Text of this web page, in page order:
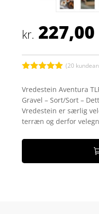
kr. 227,00
ud af 5
baseret på
kundebedøm
melser
(20
Vredestein Aventura
Gravel – Sort/Sort –
Vredestein er særlig
terræn og derfor